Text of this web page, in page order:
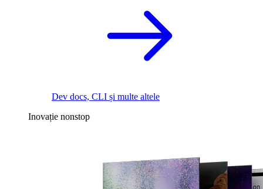
Dev docs, CLI și multe altele
Inovație nonstop